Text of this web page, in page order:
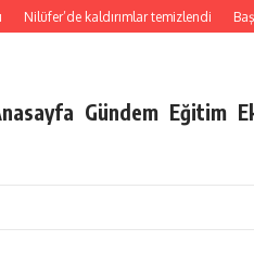
kaldırımlar temizlendi Başkan
Gündem Eğitim